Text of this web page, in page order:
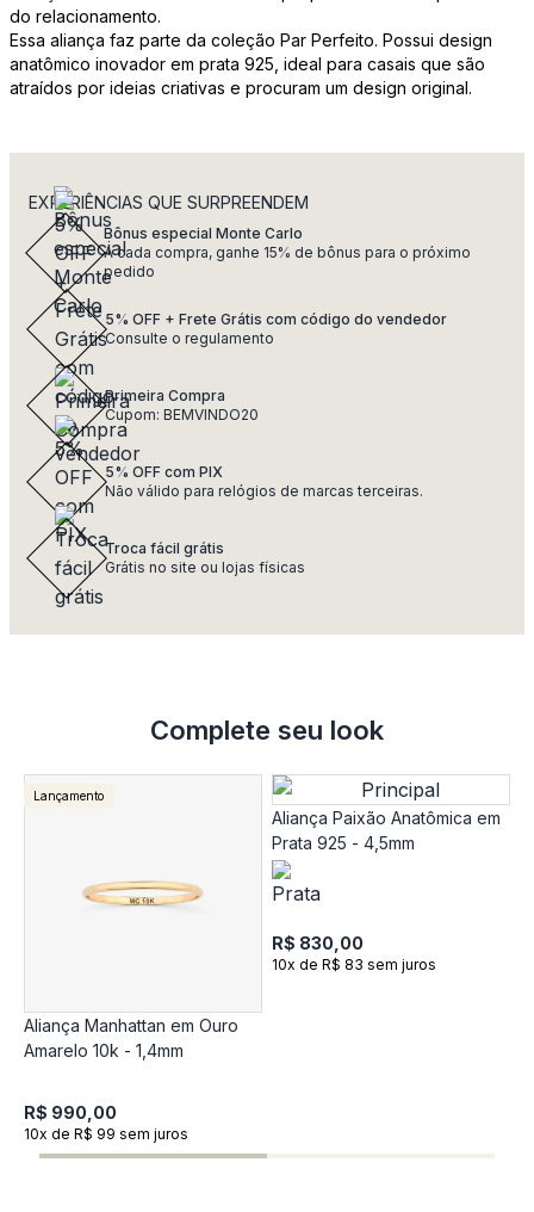
do relacionamento.
Essa aliança faz parte da coleção Par Perfeito. Possui design
anatômico inovador em prata 925, ideal para casais que são
atraídos por ideias criativas e procuram um design original.
EXPERIÊNCIAS QUE SURPREENDEM
Bônus especial Monte Carlo
A cada compra, ganhe 15% de bônus para o próximo
pedido
5% OFF + Frete Grátis com código do vendedor
Consulte o regulamento
Primeira Compra
Cupom: BEMVINDO20
5% OFF com PIX
Não válido para relógios de marcas terceiras.
Troca fácil grátis
Grátis no site ou lojas físicas
Complete seu look
Lançamento
Aliança Manhattan em Ouro
Amarelo 10k - 1,4mm
R$ 990,00
10x de R$ 99 sem juros
Aliança Paixão Anatômica em
Prata 925 - 4,5mm
R$ 830,00
10x de R$ 83 sem juros